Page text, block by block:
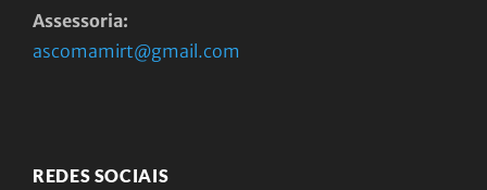
Assessoria:
ascomamirt@gmail.com
REDES SOCIAIS